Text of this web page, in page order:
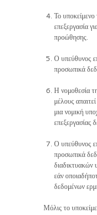
Το υποκείμενο
επεξεργασία
προώθησης.
Ο υπεύθυνος
προσωπικά
Η νομοθεσία
μέλους
μια νομική
επεξεργασίας
Ο υπεύθυνος
προσωπικά
εάν
δεδομένων
Μόλις το